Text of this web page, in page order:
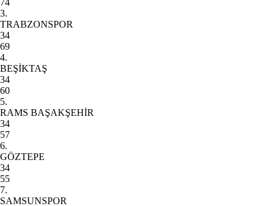
74
3.
TRABZONSPOR
34
69
4.
BEŞİKTAŞ
34
60
5.
RAMS BAŞAKŞEHİR
34
57
6.
GÖZTEPE
34
55
7.
SAMSUNSPOR